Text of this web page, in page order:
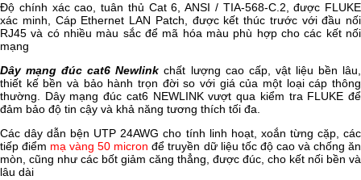
Độ chính xác cao, tuân thủ Cat 6, ANSI / TIA-568-C.2, được FLUKE
xác minh, Cáp Ethernet LAN Patch, được kết thúc trước với đầu nối
RJ45 và có nhiều màu sắc để mã hóa màu phù hợp cho các kết nối
mạng
Dây mạng đúc cat6 Newlink chất lượng cao cấp, vật liệu bền lâu,
thiết kế bền và bảo hành trọn đời so với giá của một loại cáp thông
thường. Dây mạng đúc cat6 NEWLINK vượt qua kiểm tra FLUKE để
đảm bảo độ tin cậy và khả năng tương thích tối đa.
Các dây dẫn bện UTP 24AWG cho tính linh hoạt, xoắn từng cặp, các
tiếp điểm mạ vàng 50 micron để truyền dữ liệu tốc độ cao và chống ăn
mòn, cũng như các bốt giảm căng thẳng, được đúc, cho kết nối bền và
lâu dài